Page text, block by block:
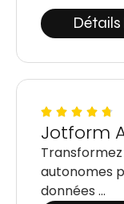
Jotform
autonomes
données …